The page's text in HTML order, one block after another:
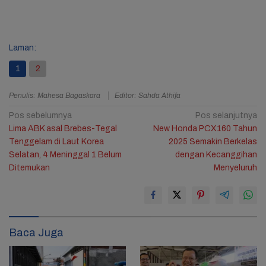
Laman:
1 2
Penulis: Mahesa Bagaskara Editor: Sahda Athifa
Navigasi
pos
Pos sebelumnya
Lima ABK asal Brebes-Tegal
Tenggelam di Laut Korea
Selatan, 4 Meninggal 1 Belum
Ditemukan
Pos selanjutnya
New Honda PCX160 Tahun
2025 Semakin Berkelas
dengan Kecanggihan
Menyeluruh
Baca Juga